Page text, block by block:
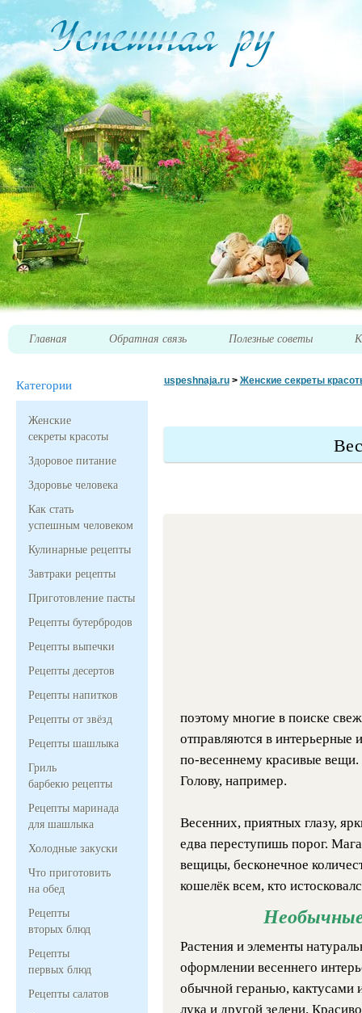
Главная Обратная связь Полезные советы
Категории
Женские
секреты красоты
Здоровое питание
Здоровье человека
Как стать
успешным человеком
Кулинарные рецепты
Завтраки рецепты
Приготовление пасты
Рецепты бутербродов
Рецепты выпечки
Рецепты десертов
Рецепты напитков
Рецепты от звёзд
Рецепты шашлыка
Гриль
барбекю рецепты
Рецепты маринада
для шашлыка
Холодные закуски
Что приготовить
на обед
Рецепты
вторых блюд
Рецепты
первых блюд
Рецепты салатов
uspeshnaja.ru> Женские секреты
поэтому многие в поиске
отправляются в интерьерные
по-весеннему красивые
Голову, например.
Весенних, приятных глазу,
едва переступишь порог.
вещицы, бесконечное
кошелёк всем, кто
Растения и элементы
оформлении весеннего
обычной геранью, кактусами
лука и другой зелени.